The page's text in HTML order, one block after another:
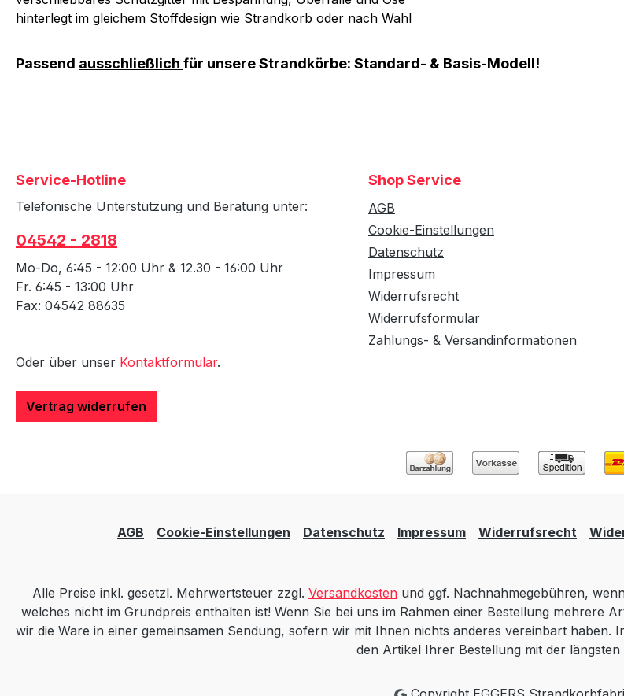
hinterlegt im gleichem Stoffdesign wie Strandkorb oder nach Wahl
Passend ausschließlich für unsere Strandkörbe: Standard- & Basis-Modell!
Service-Hotline
Telefonische Unterstützung und Beratung unter:
04542 - 2818
Mo-Do, 6:45 - 12:00 Uhr & 12.30 - 16:00 Uhr
Fr. 6:45 - 13:00 Uhr
Fax: 04542 88635
Oder über unser Kontaktformular.
Vertrag widerrufen
Shop Service
AGB
Cookie-Einstellungen
Datenschutz
Impressum
Widerrufsrecht
Widerrufsformular
Zahlungs- & Versandinformationen
AGB Cookie-Einstellungen Datenschutz Impressum Widerrufsrecht
Alle Preise inkl. gesetzl. Mehrwertsteuer zzgl. Versandkosten und ggf. Nachnahmegebühren,
welches nicht im Grundpreis enthalten ist! Wenn Sie bei uns im Rahmen einer Bestellung mehrere
wir die Ware in einer gemeinsamen Sendung, sofern wir mit Ihnen nichts anderes vereinbart haben.
den Artikel Ihrer Bestellung mit der längsten